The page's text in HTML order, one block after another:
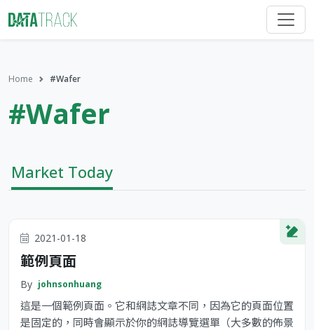
Home #Wafer
#Wafer
Market Today
2021-01-18
範例頁面
By johnsonhuang
這是一個範例頁面。它和網誌文章不同，因為它的頁面位置
是固定的，同時會顯示於你的網誌導覽選單（大多數的佈景